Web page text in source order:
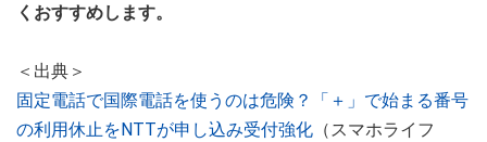
くおすすめします。
＜出典＞
固定電話で国際電話を使うのは危険？「＋」で始まる番号
の利用休止をNTTが申し込み受付強化 （スマホライフ